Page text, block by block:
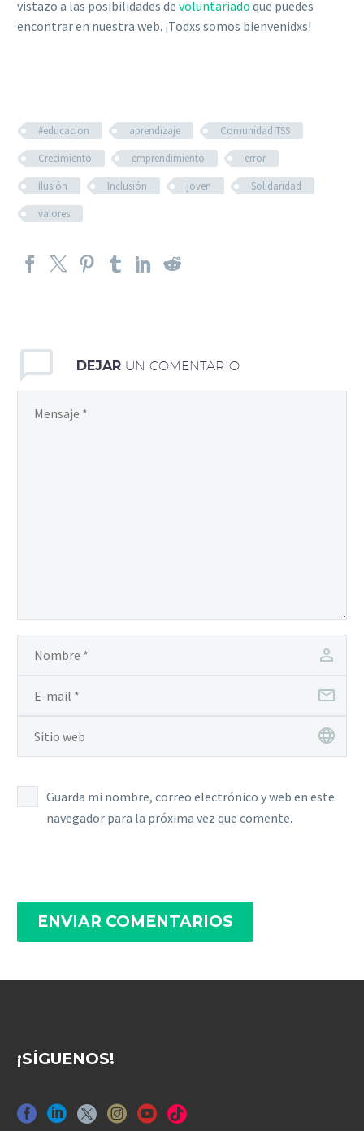
vistazo a las posibilidades de voluntariado que puedes
encontrar en nuestra web. ¡Todxs somos bienvenidxs!
#educacion aprendizaje
Comunidad TSS
Crecimiento
emprendimiento
error
Ilusión
Inclusión joven
Solidaridad
valores
DEJAR UN COMENTARIO
Guarda mi nombre, correo electrónico y web en este
navegador para la próxima vez que comente.
ENVIAR COMENTARIOS
¡SÍGUENOS!